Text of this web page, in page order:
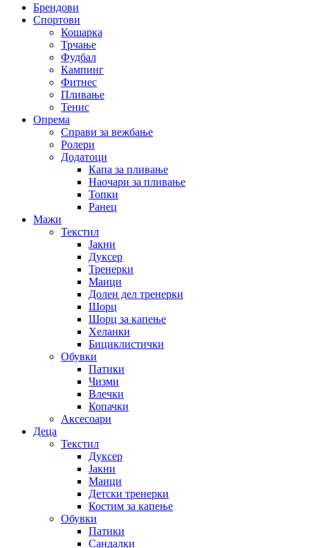
Брендови
Спортови
Кошарка
Трчање
Фудбал
Кампинг
Фитнес
Пливање
Тенис
Опрема
Справи за вежбање
Ролери
Додатоци
Капа за пливање
Наочари за пливање
Топки
Ранец
Мажи
Текстил
Јакни
Дуксер
Тренерки
Маици
Долен дел тренерки
Шорц
Шорц за капење
Хеланки
Бициклистички
Обувки
Патики
Чизми
Влечки
Копачки
Аксесоари
Деца
Текстил
Дуксер
Јакни
Маици
Детски тренерки
Костим за капење
Обувки
Патики
Сандалки